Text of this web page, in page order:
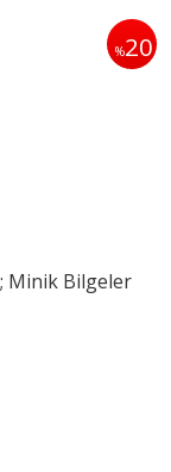
%20
Minik Bilgeler